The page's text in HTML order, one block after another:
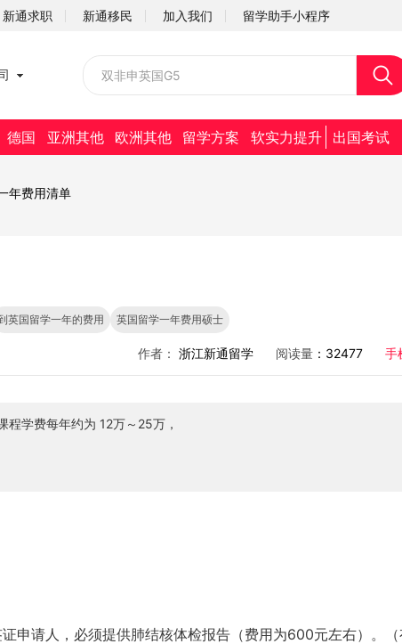
新通求职 新通移民 加入我们
社会招聘
留学助手小程序
德国 亚洲其他 欧洲其他 留学方案 软实力提升 出国考试
年费用清单
英国留学一年的费用 英国留学一年费用硕士
作者： 浙江新通留学 阅读量 ：32477 手
程学费每年约为 12万～25万，
申请人，必须提供肺结核体检报告（费用为600元左右）。